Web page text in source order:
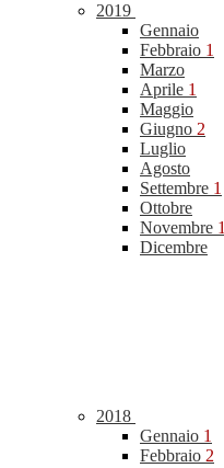
2019
Gennaio
Febbraio 1
Marzo
Aprile 1
Maggio
Giugno 2
Luglio
Agosto
Settembre 1
Ottobre
Novembre 1
Dicembre
2018
Gennaio 1
Febbraio 2